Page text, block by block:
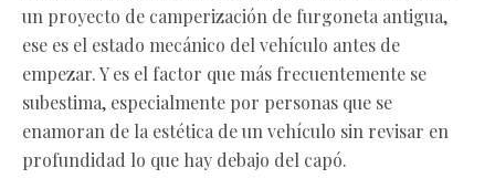
un proyecto de camperización de furgoneta antigua,
ese es el estado mecánico del vehículo antes de
empezar. Y es el factor que más frecuentemente se
subestima, especialmente por personas que se
enamoran de la estética de un vehículo sin revisar en
profundidad lo que hay debajo del capó.